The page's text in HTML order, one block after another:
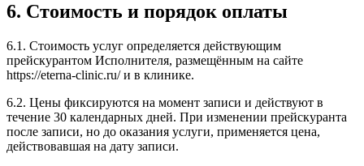
6. Стоимость и порядок оплаты
6.1. Стоимость услуг определяется действующим
прейскурантом Исполнителя, размещённым на сайте
https://eterna-clinic.ru/ и в клинике.
6.2. Цены фиксируются на момент записи и действуют в
течение 30 календарных дней. При изменении прейскуранта
после записи, но до оказания услуги, применяется цена,
действовавшая на дату записи.